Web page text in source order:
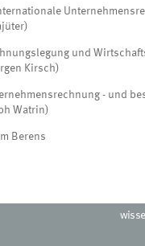
und
Kirsch)
- und
Watrin)
Berens